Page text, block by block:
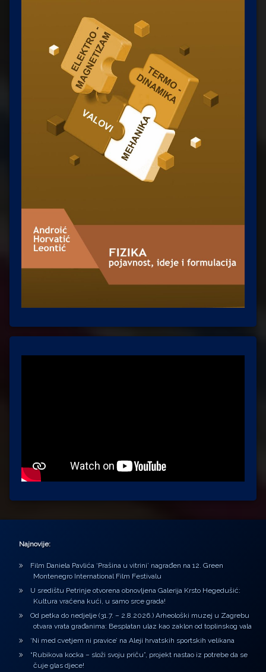
Najnovije:
Film Daniela Pavlića ‘Prašina u vitrini’ nagrađen na 12. Green
Montenegro International Film Festivalu
U središtu Petrinje otvorena obnovljena Galerija Krsto Hegedušić:
Kultura vraćena kući, u samo srce grada!
Od petka do nedjelje (31.7. – 2.8.2026.) Arheološki muzej u Zagrebu
otvara vrata građanima: Besplatan ulaz kao zaklon od toplinskog vala
‘Ni med cvetjem ni pravice’ na Aleji hrvatskih sportskih velikana
“Rubikova kocka – složi svoju priču”, projekt nastao iz potrebe da se
čuje glas djece!